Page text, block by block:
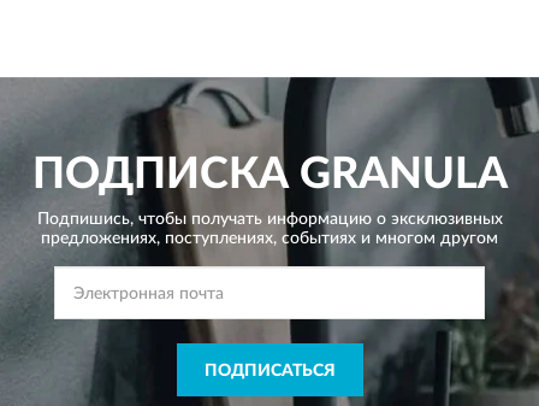
ПОДПИСКАGRANULA
Подпишись, чтобы получать информацию о эксклюзивных
предложениях, поступлениях, событиях и многом другом
ПОДПИСАТЬСЯ